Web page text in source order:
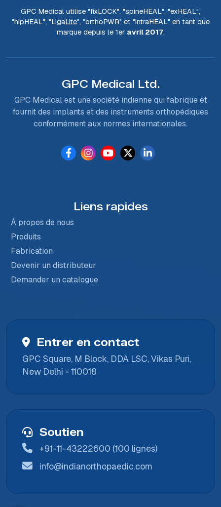
GPC Medical utilise "fixLOCK", "spineHEAL", "exHEAL",
"hipHEAL", "LigaLite", "orthoPWR" et "intraHEAL" en tant que
marque depuis le 1er avril 2017.
GPC Medical Ltd.
GPC Medical est une société indienne qui fabrique et
fournit des implants et des instruments orthopédiques
conformément aux normes internationales.
Liens rapides
À propos de nous
Produits
Fabrication
Devenir un distributeur
Demander un catalogue
Entrer en contact
GPC Square, M Block, DDA LSC, Vikas Puri,
New Delhi - 110018
Soutien
+91-11-43222600 (100 lignes)
info@indianorthopaedic.com